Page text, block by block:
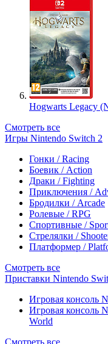
Hogwarts Legacy
Смотреть все
Игры Nintendo Switch 2
Гонки / Racing
Боевик / Action
Драки / Fighting
Приключения /
Бродилки / Arcade
Ролевые / RPG
Спортивные /
Стрелялки /
Платформер /
Смотреть все
Приставки Nintendo
Игровая консоль
Игровая консоль
World
Смотреть все